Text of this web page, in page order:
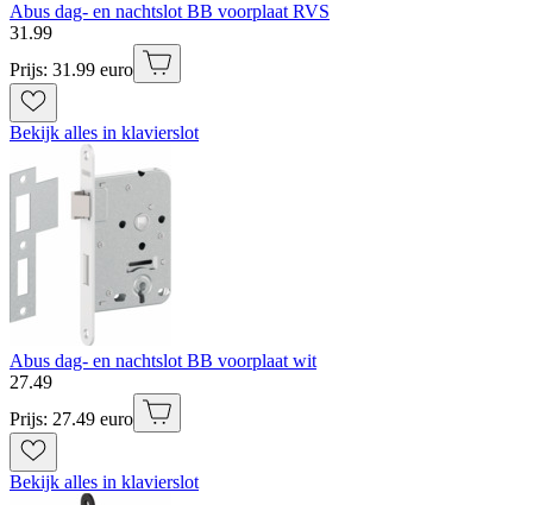
Abus dag- en nachtslot BB voorplaat RVS
31 .99
Prijs: 31.99 euro
Bekijk alles in klavierslot
Abus dag- en nachtslot BB voorplaat wit
27.49
Prijs: 27.49 euro
Bekijk alles in klavierslot